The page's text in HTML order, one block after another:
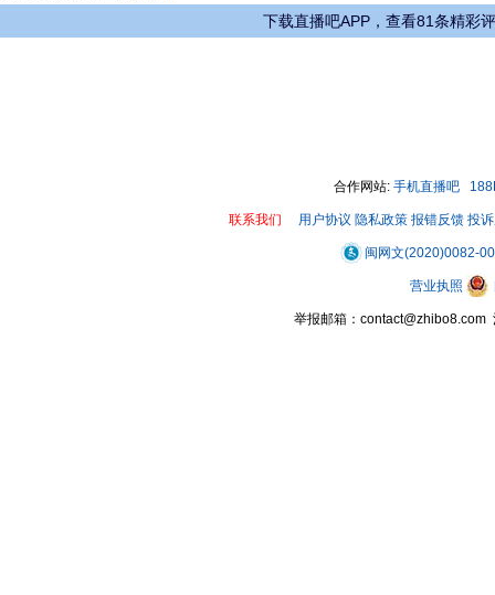
下载直播吧APP，查看81条精彩
合作网站: 手机直播吧
联系我们 用户协议 隐私政策 报错反馈 投
闽网文(2020)0082-
营业执照
举报邮箱：